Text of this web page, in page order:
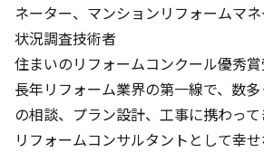
ネーター、マンションリフォームマ
状況調査技術者
住まいのリフォームコンクール優秀
長年リフォーム業界の第一線で、数
の相談、プラン設計、工事に携わっ
リフォームコンサルタントとして幸